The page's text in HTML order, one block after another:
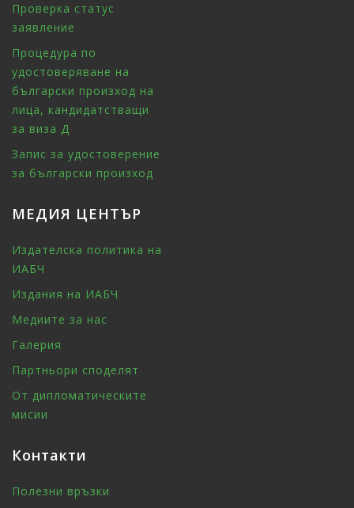
Проверка статус
заявление
Процедура по
удостоверяване на
български произход на
лица, кандидатстващи
за виза Д
Запис за удостоверение
за български произход
МЕДИЯ ЦЕНТЪР
Издателска политика на
ИАБЧ
Издания на ИАБЧ
Медиите за нас
Галерия
Партньори споделят
От дипломатическите
мисии
Контакти
Полезни връзки